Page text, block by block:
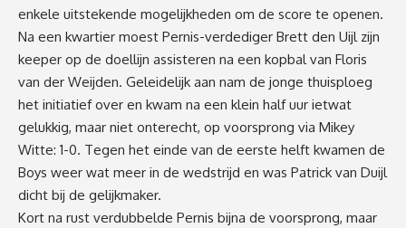
enkele uitstekende mogelijkheden om de score te openen.
Na een kwartier moest Pernis-verdediger Brett den Uijl zijn
keeper op de doellijn assisteren na een kopbal van Floris
van der Weijden. Geleidelijk aan nam de jonge thuisploeg
het initiatief over en kwam na een klein half uur ietwat
gelukkig, maar niet onterecht, op voorsprong via Mikey
Witte: 1-0. Tegen het einde van de eerste helft kwamen de
Boys weer wat meer in de wedstrijd en was Patrick van Duijl
dicht bij de gelijkmaker.
Kort na rust verdubbelde Pernis bijna de voorsprong, maar